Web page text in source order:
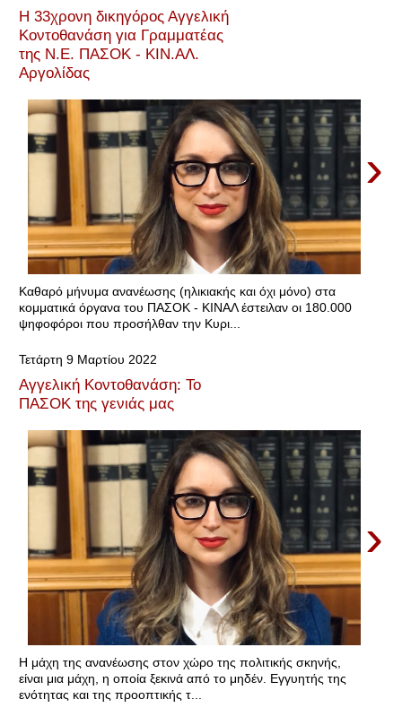
Η 33χρονη δικηγόρος Αγγελική
Κοντοθανάση για Γραμματέας
της Ν.Ε. ΠΑΣΟΚ - ΚΙΝ.ΑΛ.
Αργολίδας
›
Καθαρό μήνυμα ανανέωσης (ηλικιακής και όχι μόνο) στα
κομματικά όργανα του ΠΑΣΟΚ - ΚΙΝΑΛ έστειλαν οι 180.000
ψηφοφόροι που προσήλθαν την Κυρι...
Τετάρτη 9 Μαρτίου 2022
Αγγελική Κοντοθανάση: Το
ΠΑΣΟΚ της γενιάς μας
›
Η μάχη της ανανέωσης στον χώρο της πολιτικής σκηνής,
είναι μια μάχη, η οποία ξεκινά από το μηδέν. Εγγυητής της
ενότητας και της προοπτικής τ...